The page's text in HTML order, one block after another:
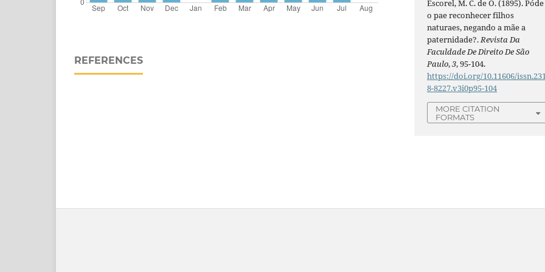
REFERENCES
Escorel, M. C. de O. (1895). Póde
o pae reconhecer filhos
naturaes, negando a mãe a
paternidade?. Revista Da
Faculdade De Direito De São
Paulo,3, 95-104.
https://doi.org/10.11606/
8-8227.v3i0p95-104
MORE CITATION
FORMATS